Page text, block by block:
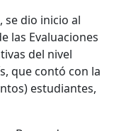
se dio inicio al
las Evaluaciones
del nivel
que contó con la
estudiantes,